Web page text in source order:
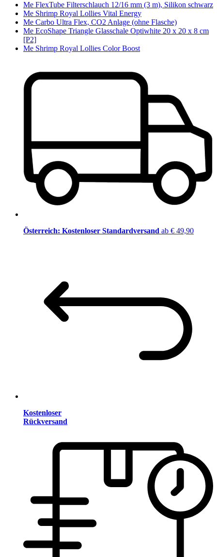
Me FlexTube Filterschlauch 12/16 mm (3 m), Silikon schwarz
Me Shrimp Royal Lollies Vital Energy
Me Carbo Ultra Flex, CO2 Anlage (ohne Flasche)
Me EcoShape Triangle Glasschale Optiwhite 20 x 20 x 8 cm
[P2]
Me Shrimp Royal Lollies Color Boost
Österreich: Kostenloser Standardversand ab € 49,90
Kostenloser
Rückversand